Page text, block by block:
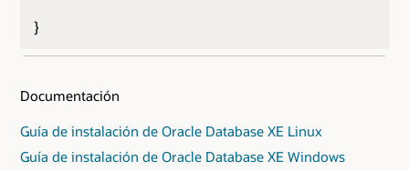
}
Documentación
Guía de instalación de Oracle Database XE Linux
Guía de instalación de Oracle Database XE Windows